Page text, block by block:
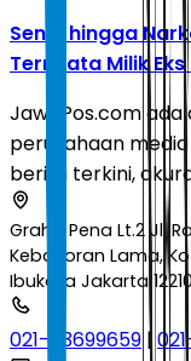
Senpi hingga
Ternyata Milik
JawaPos.com
perusahaan
berita terkini,
Graha Pena Lt.2 Jl.
Kebayoran Lama,
Ibukota Jakarta 12210
021-53699659 |